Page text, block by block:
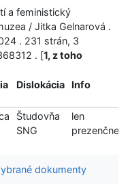
a feministický
/ Jitka Gelnarová .
. 231 strán, 3
. [1, z toho
Dislokácia Info
Študovňa
SNG
len
prezenčne
dokumenty